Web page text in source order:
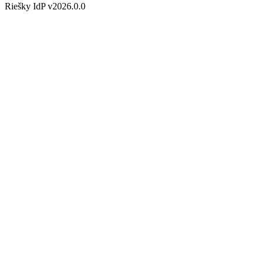
Riešky IdP v2026.0.0